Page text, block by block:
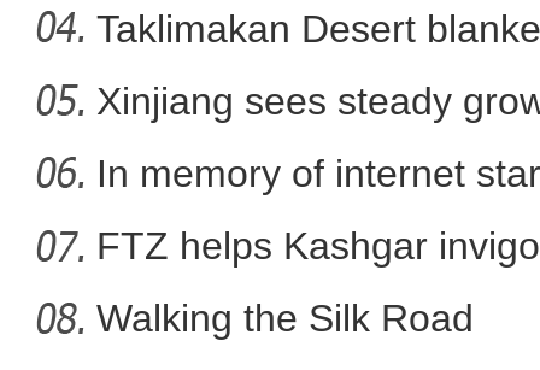
洪磊：新疆各族群众的安全感满意
Taklimakan Desert
Xinjiang sees steady
In memory of internet
FTZ helps Kashgar
comm
Walking the Silk Road